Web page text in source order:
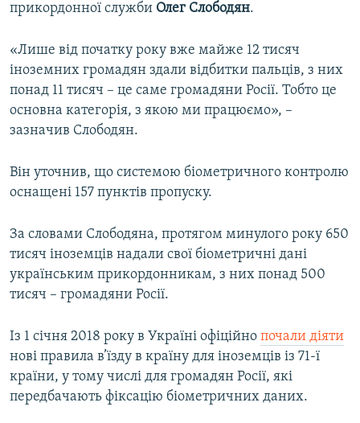
прикордонної служби Олег Слободян.
«Лише від початку року вже майже 12 тисяч
іноземних громадян здали відбитки пальців, з них
понад 11 тисяч – це саме громадяни Росії. Тобто це
основна категорія, з якою ми працюємо», –
зазначив Слободян.
Він уточнив, що системою біометричного контролю
оснащені 157 пунктів пропуску.
За словами Слободяна, протягом минулого року 650
тисяч іноземців надали свої біометричні дані
українським прикордонникам, з них понад 500
тисяч – громадяни Росії.
Із 1 січня 2018 року в Україні офіційно почали діяти
нові правила в’їзду в країну для іноземців із 71-ї
країни, у тому числі для громадян Росії, які
передбачають фіксацію біометричних даних.